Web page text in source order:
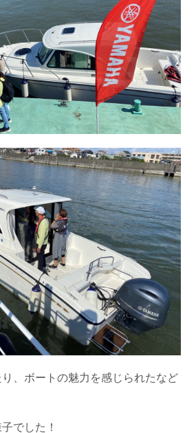
、ボートの魅力を感じられたなど
でした！